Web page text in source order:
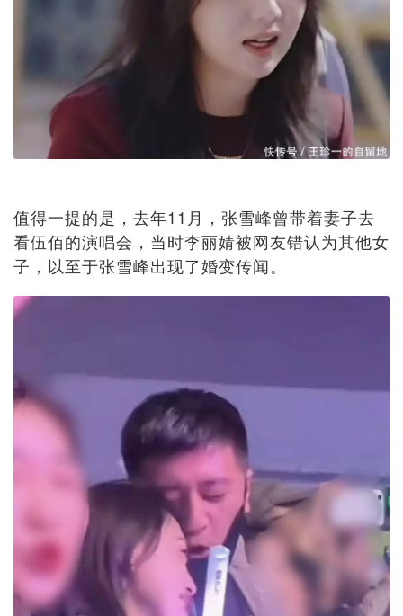
值得一提的是，去年11月，张雪峰曾带着妻子去
看伍佰的演唱会，当时李丽婧被网友错认为其他女
子，以至于张雪峰出现了婚变传闻。